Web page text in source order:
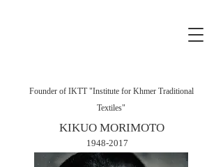
Founder of IKTT "Institute for Khmer Traditional
Textiles"
1948-2017
KIKUO MORIMOTO